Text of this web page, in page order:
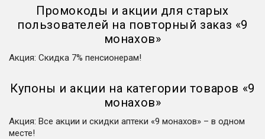
Промокоды и акции для старых
пользователей на повторный заказ «9
монахов»
Акция: Скидка 7% пенсионерам!
Купоны и акции на категории товаров «9
монахов»
Акция: Все акции и скидки аптеки «9 монахов» – в одном
месте!